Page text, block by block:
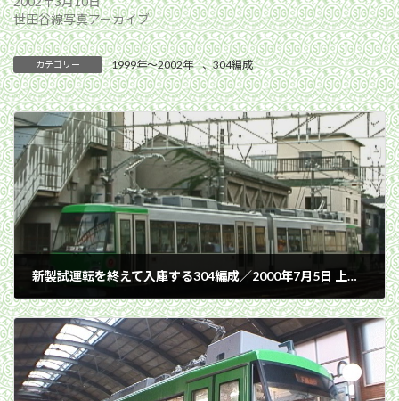
世田谷線写真アーカイブ
カテゴリー 1999年〜2002年 、304編成
新製試運転を終えて入庫する304編成／2000年7月5日 上町車庫
2000年7月5日